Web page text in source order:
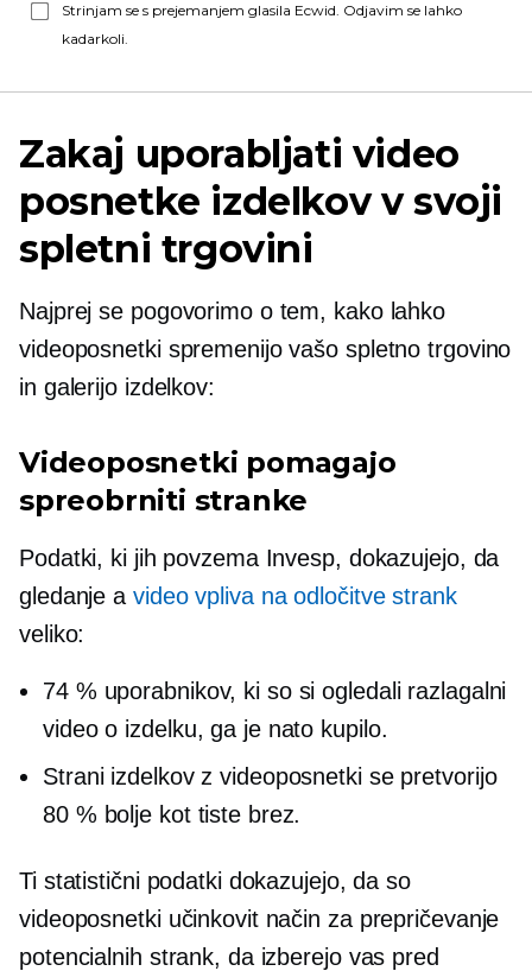
Strinjam se s prejemanjem glasila Ecwid. Odjavim se lahko
kadarkoli.
Zakaj uporabljati video
posnetke izdelkov v svoji
spletni trgovini
Najprej se pogovorimo o tem, kako lahko
videoposnetki spremenijo vašo spletno trgovino
in galerijo izdelkov:
Videoposnetki pomagajo
spreobrniti stranke
Podatki, ki jih povzema Invesp, dokazujejo, da
gledanje a video vpliva na odločitve strank
veliko:
74 % uporabnikov, ki so si ogledali razlagalni
video o izdelku, ga je nato kupilo.
Strani izdelkov z videoposnetki se pretvorijo
80 % bolje kot tiste brez.
Ti statistični podatki dokazujejo, da so
videoposnetki učinkovit način za prepričevanje
potencialnih strank, da izberejo vas pred